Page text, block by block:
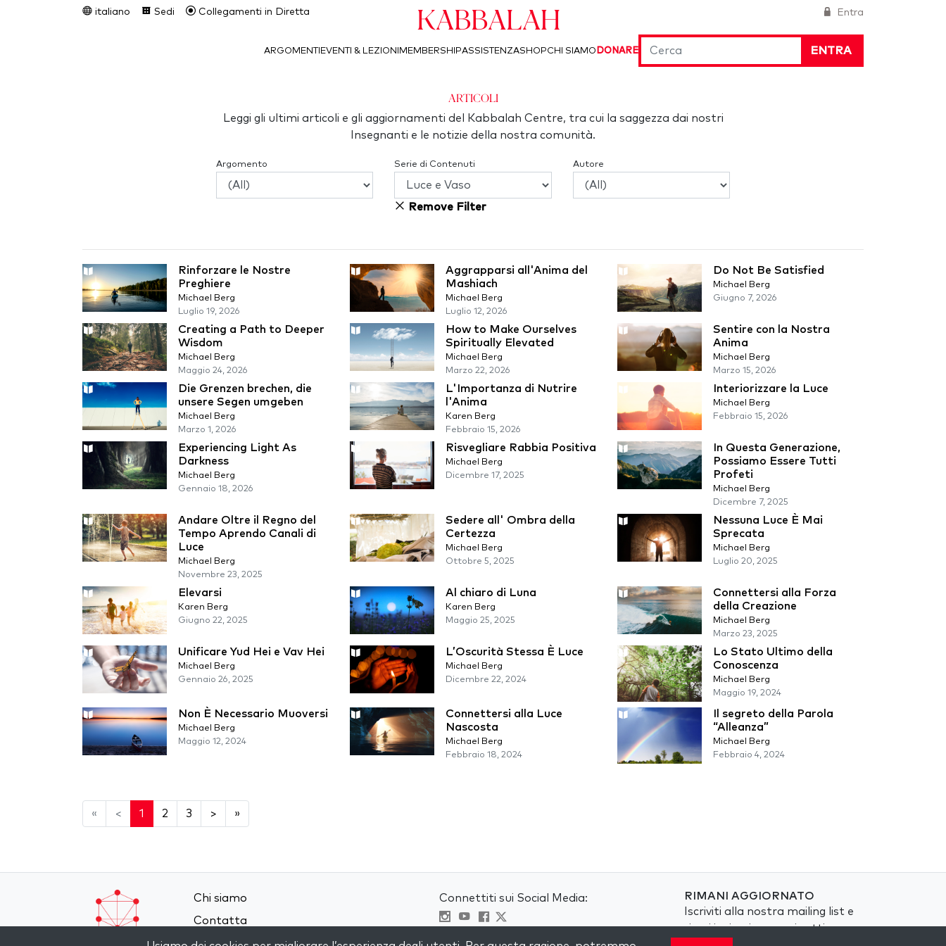
Entra
italiano Sedi Collegamenti in Diretta Kabbalah
ENTRA
ARGOMENTI EVENTI & LEZIONI MEMBERSHIPASSISTENZASHOPCHI SIAMO DONARE
articoli
Leggi gli ultimi articoli e gli aggiornamenti del Kabbalah Centre, tra cui la saggezza dai nostri
Insegnanti e le notizie della nostra comunità.
Argomento Serie di Contenuti
Remove Filter
Autore
Rinforzare le Nostre
Preghiere
Michael Berg
Luglio 19, 2026
Aggrapparsi all'Anima del
Mashiach
Michael Berg
Luglio 12, 2026
Do Not Be Satisfied
Michael Berg
Giugno 7, 2026
Creating a Path to Deeper
Wisdom
Michael Berg
Maggio 24, 2026
How to Make Ourselves
Spiritually Elevated
Michael Berg
Marzo 22, 2026
Sentire con la Nostra
Anima
Michael Berg
Marzo 15, 2026
Die Grenzen brechen, die
unsere Segen umgeben
Michael Berg
Marzo 1, 2026
L'Importanza di Nutrire
l'Anima
Karen Berg
Febbraio 15, 2026
Interiorizzare la Luce
Michael Berg
Febbraio 15, 2026
Experiencing Light As
Darkness
Michael Berg
Gennaio 18, 2026
Risvegliare Rabbia Positiva
Michael Berg
Dicembre 17, 2025
In Questa Generazione,
Possiamo Essere Tutti
Profeti
Michael Berg
Dicembre 7, 2025
Andare Oltre il Regno del
Tempo Aprendo Canali di
Luce
Michael Berg
Novembre 23, 2025
Sedere all' Ombra della
Certezza
Michael Berg
Ottobre 5, 2025
Nessuna Luce È Mai
Sprecata
Michael Berg
Luglio 20, 2025
Elevarsi
Karen Berg
Giugno 22, 2025
Al chiaro di Luna
Karen Berg
Maggio 25, 2025
Connettersi alla Forza
della Creazione
Michael Berg
Marzo 23, 2025
Unificare Yud Hei e Vav Hei
Michael Berg
Gennaio 26, 2025
L’Oscurità Stessa È Luce
Michael Berg
Dicembre 22, 2024
Lo Stato Ultimo della
Conoscenza
Michael Berg
Maggio 19, 2024
Non È Necessario Muoversi
Michael Berg
Maggio 12, 2024
Connettersi alla Luce
Nascosta
Michael Berg
Febbraio 18, 2024
Il segreto della Parola
“Alleanza”
Michael Berg
Febbraio 4, 2024
« < 1 2 3 > »
Chi siamo
Contatta
Termini e Condizioni
Connettiti sui Social Media:
Visit kabbalah master classes
RIMANI AGGIORNATO
Iscriviti alla nostra mailing list e
ricevi ispirazione ogni settimana